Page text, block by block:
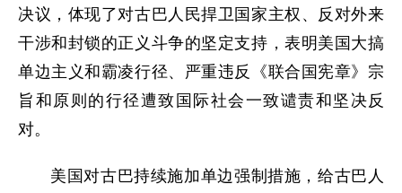
决议，体现了对古巴人民捍卫国家主权、反对外来
干涉和封锁的正义斗争的坚定支持，表明美国大搞
单边主义和霸凌行径、严重违反《联合国宪章》宗
旨和原则的行径遭致国际社会一致谴责和坚决反
对。
美国对古巴持续施加单边强制措施，给古巴人